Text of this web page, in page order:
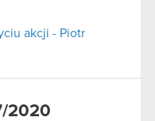
akcji - Piotr
2020